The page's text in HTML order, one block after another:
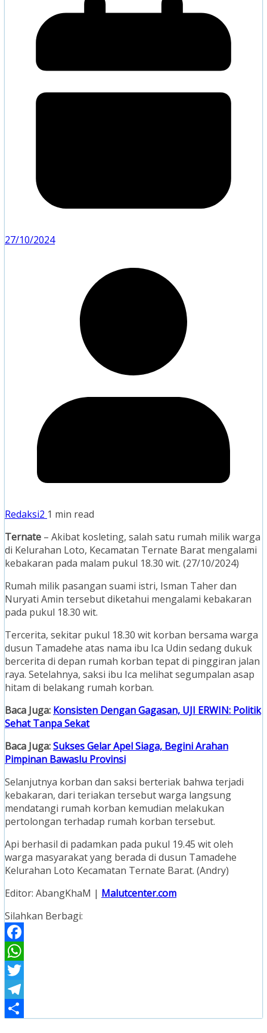
27/10/2024
Redaksi2 1 min read
Ternate – Akibat kosleting, salah satu rumah milik warga
di Kelurahan Loto, Kecamatan Ternate Barat mengalami
kebakaran pada malam pukul 18.30 wit. (27/10/2024)
Rumah milik pasangan suami istri, Isman Taher dan
Nuryati Amin tersebut diketahui mengalami kebakaran
pada pukul 18.30 wit.
Tercerita, sekitar pukul 18.30 wit korban bersama warga
dusun Tamadehe atas nama ibu Ica Udin sedang dukuk
bercerita di depan rumah korban tepat di pinggiran jalan
raya. Setelahnya, saksi ibu Ica melihat segumpalan asap
hitam di belakang rumah korban.
Baca Juga: Konsisten Dengan Gagasan, UJI ERWIN: Politik
Sehat Tanpa Sekat
Baca Juga:Sukses Gelar Apel Siaga, Begini Arahan
Pimpinan Bawaslu Provinsi
Selanjutnya korban dan saksi berteriak bahwa terjadi
kebakaran, dari teriakan tersebut warga langsung
mendatangi rumah korban kemudian melakukan
pertolongan terhadap rumah korban tersebut.
Api berhasil di padamkan pada pukul 19.45 wit oleh
warga masyarakat yang berada di dusun Tamadehe
Kelurahan Loto Kecamatan Ternate Barat. (Andry)
Editor: AbangKhaM | Malutcenter.com
Silahkan Berbagi:
Facebook
WhatsApp
Twitter
Telegram